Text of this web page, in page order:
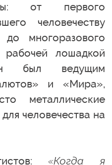
от первого
человечеству
многоразового
лошадкой
был ведущим
и «Мира»,
металлические
человечества на
«Когда я